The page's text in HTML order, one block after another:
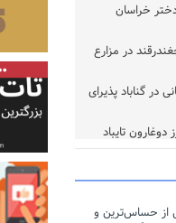
خراسان
هزار تن چغندرقند در مزارع
در گناباد پذیرای
از حساس‌ترین و